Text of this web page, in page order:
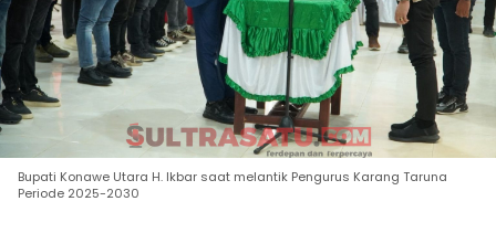
Bupati Konawe Utara H. Ikbar saat melantik Pengurus Karang Taruna
Periode 2025-2030